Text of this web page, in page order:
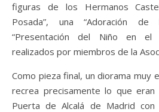
figuras de los Hermanos
Posada”, una “Adoración
“Presentación del Niño en el
realizados por miembros de la
Como pieza final, un diorama muy
recrea precisamente lo que eran
Puerta de Alcalá de Madrid